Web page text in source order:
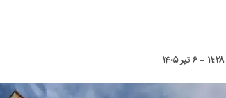
۱۱:۲۸ - ۶ تیر ۱۴۰۵